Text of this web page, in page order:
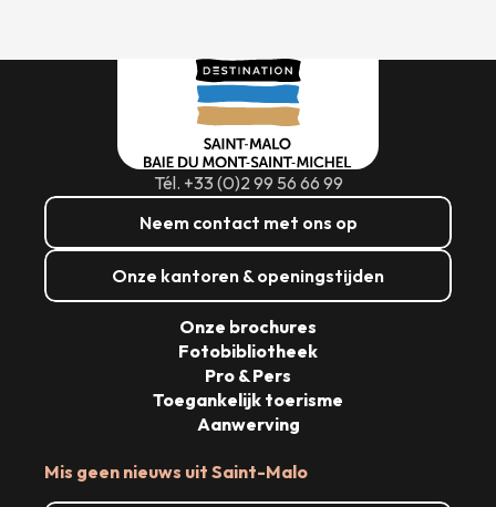
Tél. +33 (0)2 99 56 66 99
Neem contact met ons op
Onze kantoren & openingstijden
Mis geen nieuws uit Saint-Malo
Onze brochures
Fotobibliotheek
Pro & Pers
Toegankelijk toerisme
Aanwerving